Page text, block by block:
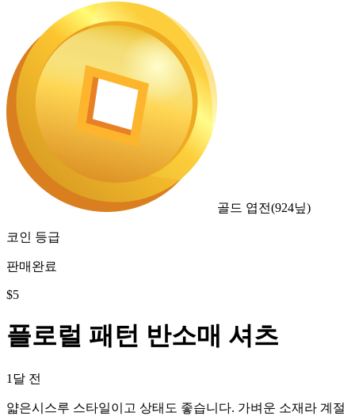
골드 엽전(924닢)
코인 등급
판매완료
$5
플로럴 패턴 반소매 셔츠
1달 전
얇은시스루 스타일이고 상태도 좋습니다. 가벼운 소재라 계절